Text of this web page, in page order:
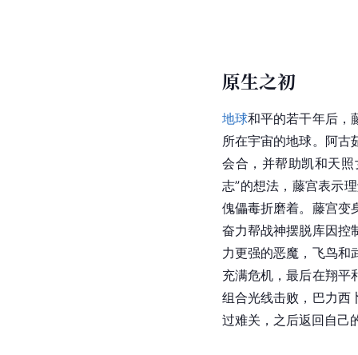
原生之初
地球和平的若干年后，
所在宇宙的地球。阿古
会合，并帮助凯和天
志”的想法，藤宫表示
傀儡毒折磨着。藤宫变
奋力帮战神摆脱库因控
力更强的恶魔，飞鸟和
充满危机，最后在翔平
组合光线击败，巴力西
过难关，之后返回自己